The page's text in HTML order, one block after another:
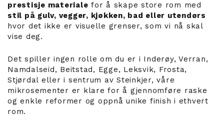
prestisje materiale for å skape store rom med
stil på gulv, vegger, kjøkken, bad eller utendørs
hvor det ikke er visuelle grenser, som vi nå skal
vise deg.
Det spiller ingen rolle om du er i Inderøy, Verran,
Namdalseid, Beitstad, Egge, Leksvik, Frosta,
Stjørdal eller i sentrum av Steinkjer, våre
mikrosementer er klare for å gjennomføre raske
og enkle reformer og oppnå unike finish i ethvert
rom.